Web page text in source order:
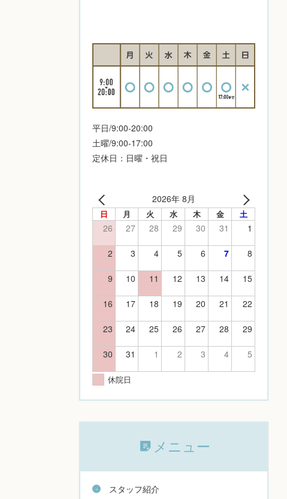
平日/9:00-20:00
土曜/9:00-17:00
定休日：日曜・祝日
2026年 8月
日 月 火 水 木 金 土
26 27 28 29 30 31 1
2 3 4 5 6 7 8
9 10 11 12 13 14 15
16 17 18 19 20 21 22
23 24 25 26 27 28 29
30 31 1 2 3 4 5
休院日
メニュー
スタッフ紹介